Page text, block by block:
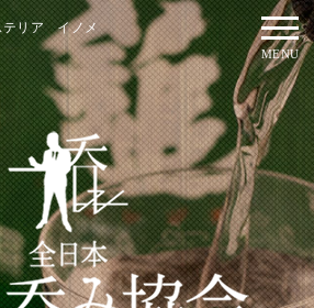
テリア イノメ
MENU